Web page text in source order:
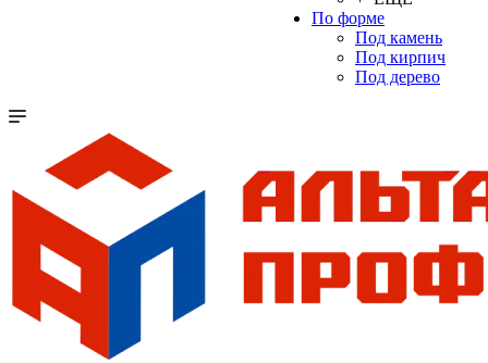
По форме
Под камень
Под кирпич
Под дерево